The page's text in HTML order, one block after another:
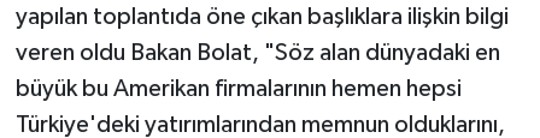
yapılan toplantıda öne çıkan başlıklara ilişkin bilgi
veren oldu Bakan Bolat, "Söz alan dünyadaki en
büyük bu Amerikan firmalarının hemen hepsi
Türkiye'deki yatırımlarından memnun olduklarını,